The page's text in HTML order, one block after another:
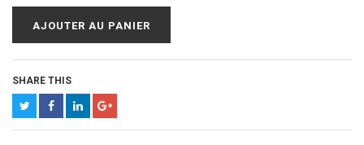
AJOUTER AU PANIER
SHARE THIS